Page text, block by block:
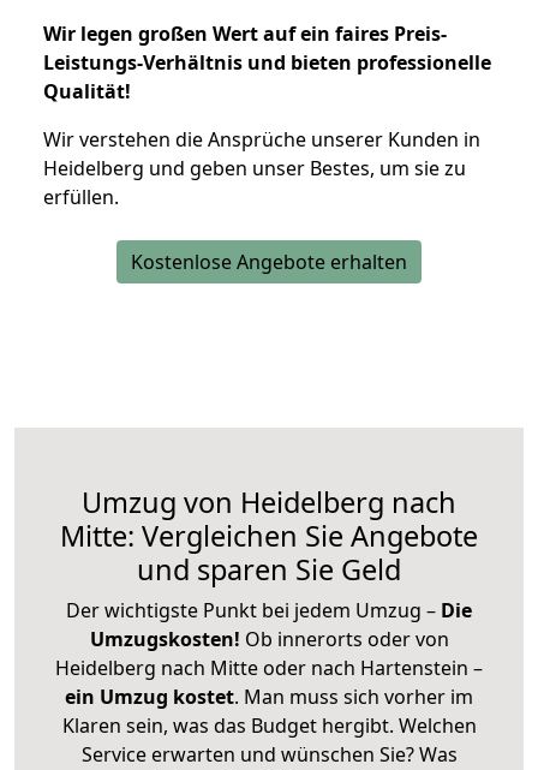
Wir legen großen Wert auf ein faires Preis-
Leistungs-Verhältnis und bieten professionelle
Qualität!
Wir verstehen die Ansprüche unserer Kunden in
Heidelberg und geben unser Bestes, um sie zu
erfüllen.
Kostenlose Angebote erhalten
Umzug von Heidelberg nach
Mitte: Vergleichen Sie Angebote
und sparen Sie Geld
Der wichtigste Punkt bei jedem Umzug – Die
Umzugskosten! Ob innerorts oder von
Heidelberg nach Mitte oder nach Hartenstein –
ein Umzug kostet. Man muss sich vorher im
Klaren sein, was das Budget hergibt. Welchen
Service erwarten und wünschen Sie? Was